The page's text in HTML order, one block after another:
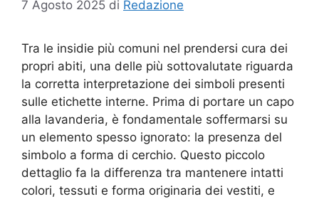
7 Agosto 2025 di Redazione
Tra le insidie più comuni nel prendersi cura dei
propri abiti, una delle più sottovalutate riguarda
la corretta interpretazione dei simboli presenti
sulle etichette interne. Prima di portare un capo
alla lavanderia, è fondamentale soffermarsi su
un elemento spesso ignorato: la presenza del
simbolo a forma di cerchio. Questo piccolo
dettaglio fa la differenza tra mantenere intatti
colori, tessuti e forma originaria dei vestiti, e